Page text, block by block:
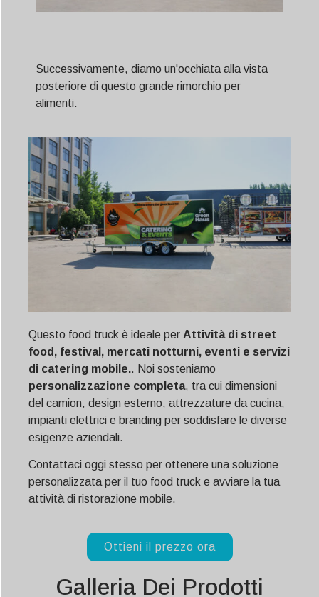
Successivamente, diamo un'occhiata alla vista
posteriore di questo grande rimorchio per
alimenti.
Questo food truck è ideale per Attività di street
food, festival, mercati notturni, eventi e servizi
di catering mobile.. Noi sosteniamo
personalizzazione completa, tra cui dimensioni
del camion, design esterno, attrezzature da cucina,
impianti elettrici e branding per soddisfare le diverse
esigenze aziendali.
Contattaci oggi stesso per ottenere una soluzione
personalizzata per il tuo food truck e avviare la tua
attività di ristorazione mobile.
Ottieni il prezzo ora
Galleria Dei Prodotti